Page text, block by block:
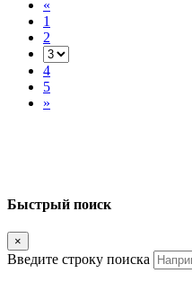
«
1
2
4
5
»
Быстрый поиск
×
Введите строку поиска